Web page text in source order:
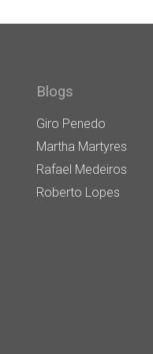
Blogs
Giro Penedo
Martha Martyres
Rafael Medeiros
Roberto Lopes